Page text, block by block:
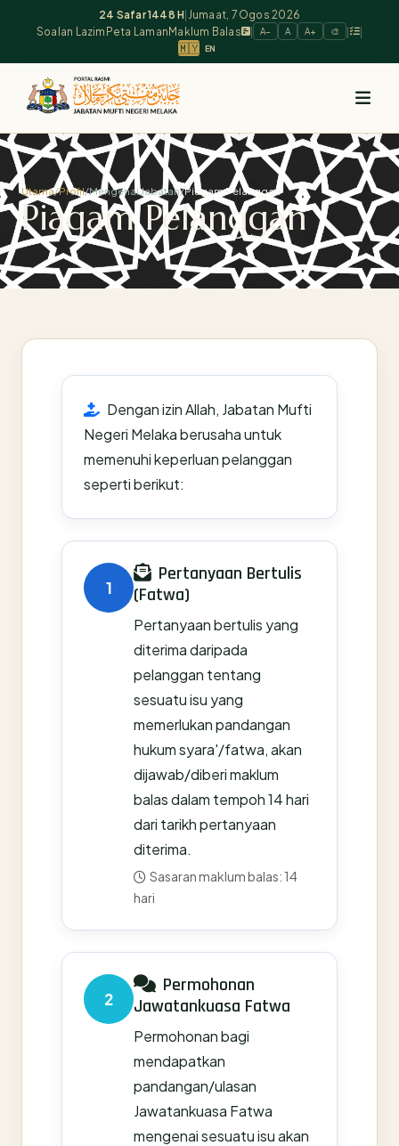
24 Safar 1448 H Jumaat, 7 Ogos 2026
Soalan Lazim Peta LamanMaklum Balas | A− A A+ 🎨 | |
🇲🇾 EN
Utama/Profil/Mengenai Jabatan/Piagam Pelanggan
Piagam Pelanggan
Dengan izin Allah, Jabatan Mufti
Negeri Melaka berusaha untuk
memenuhi keperluan pelanggan
seperti berikut:
1
Pertanyaan Bertulis
(Fatwa)
Pertanyaan bertulis yang
diterima daripada
pelanggan tentang
sesuatu isu yang
memerlukan pandangan
hukum syara'/fatwa, akan
dijawab/diberi maklum
balas dalam tempoh 14 hari
dari tarikh pertanyaan
diterima.
Sasaran maklum balas: 14
hari
2
Permohonan
Jawatankuasa Fatwa
Permohonan bagi
mendapatkan
pandangan/ulasan
Jawatankuasa Fatwa
mengenai sesuatu isu akan